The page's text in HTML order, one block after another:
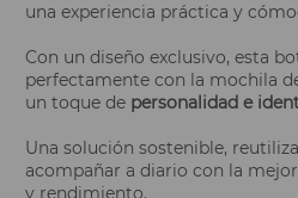
una experiencia práctica y
Con un diseño exclusivo, esta
perfectamente con la mochila
un toque de personalidad e
Una solución sostenible,
acompañar a diario con la
y rendimiento.